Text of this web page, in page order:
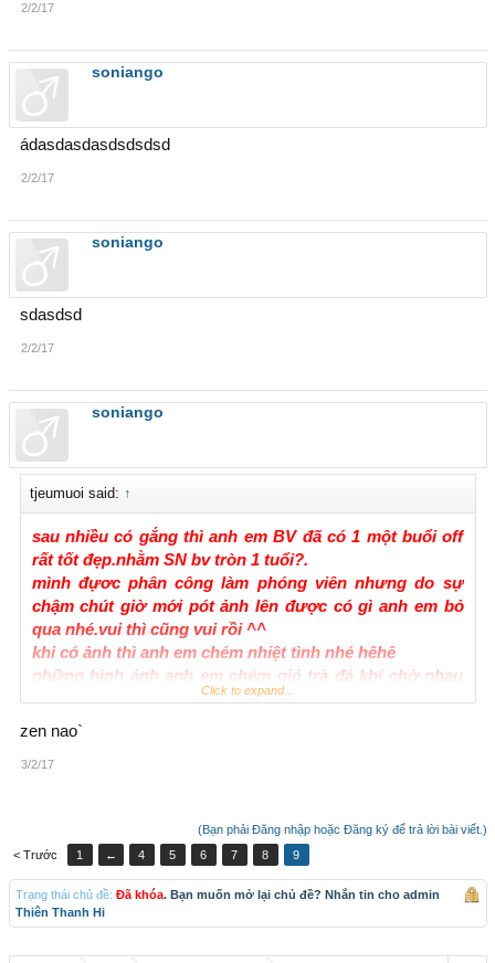
2/2/17
soniango
ádasdasdasdsdsdsd
2/2/17
soniango
sdasdsd
2/2/17
soniango
tjeumuoi said: ↑
sau nhiều có gắng thì anh em BV đã có 1 một buổi off
rất tốt đẹp.nhằm SN bv tròn 1 tuổi?.
mình đựơc phân công làm phóng viên nhưng do sự
chậm chút giờ mới pót ảnh lên được có gì anh em bỏ
qua nhé.vui thì cũng vui rồi ^^
khi có ảnh thì anh em chém nhiệt tình nhé hêhê
những hình ảnh anh em chém gió trà đá khí chờ nhau
tại trước sân mỹ đình
sau khi anh em đông đủ thì chén anh chén chú
Click to expand...
zen nao`
3/2/17
(Bạn phải Đăng nhập hoặc Đăng ký để trả lời bài viết.)
< Trước
1 ← 4 5 6 7 8 9
Trạng thái chủ đề: Đã khóa. Bạn muốn mở lại chủ đề? Nhắn tin cho admin
Thiên Thanh Hi